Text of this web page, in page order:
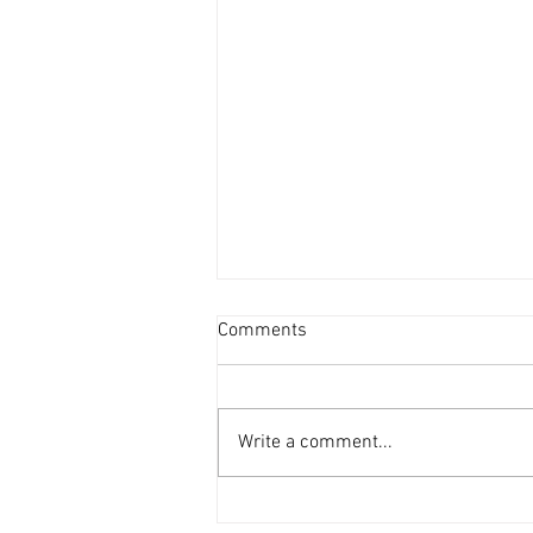
資產重估派Vs防守現金流派
價」新局。 隨着高息環境逐漸被
市場消化，機構資金與實力買家對
Comments
Write a comment...